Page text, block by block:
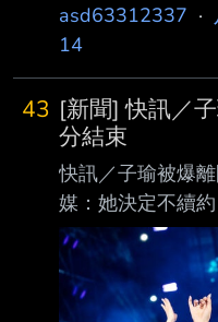
asd63312337 ·
14
43 [新聞] 快訊／
分結束
快訊／子瑜被爆
媒：她決定不續
記者吳睿慈／綜
10年多，她以女
JYP娛樂，過去